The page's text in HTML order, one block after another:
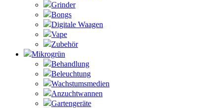
Grinder
Bongs
Digitale Waagen
Vape
Zubehör
Mikrogrün
Behandlung
Beleuchtung
Wachstumsmedien
Anzuchtwannen
Gartengeräte